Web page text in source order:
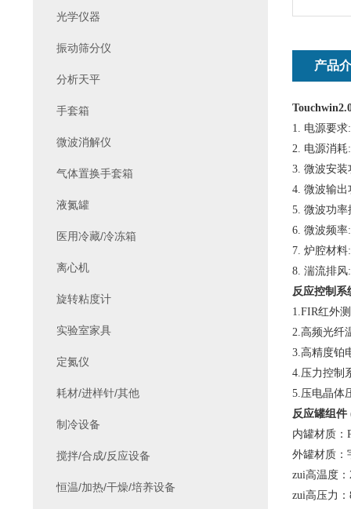
产品
1. 电源要求
2. 电源消耗
3. 微波安装
4. 微波输出
5. 微波功率
6. 微波频率
7. 炉腔材料
8. 湍流排风
反应控制系
1.FIR红外
2.高频光纤
3.高精度铂
4.压力控制
5.压电晶体
反应罐组件
内罐材质：
外罐材质：
zui高温度
zui高压力：
光学仪器
振动筛分仪
分析天平
手套箱
微波消解仪
气体置换手套箱
液氮罐
医用冷藏/冷冻箱
离心机
旋转粘度计
实验室家具
定氮仪
耗材/进样针/其他
制冷设备
搅拌/合成/反应设备
恒温/加热/干燥/培养设备